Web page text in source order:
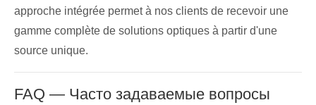
approche intégrée permet à nos clients de recevoir une
gamme complète de solutions optiques à partir d'une
source unique.
FAQ — Часто задаваемые вопросы